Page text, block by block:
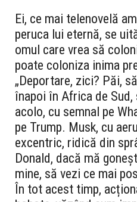
Ei, ce mai telenovelă
peruca lui eternă, se
omul care vrea să
poate coloniza inima
„Deportare, zici? Păi,
înapoi în Africa de Sud,
acolo, cu semnal pe
pe Trump. Musk, cu
excentric, ridică din
Donald, dacă mă
mine, să vezi ce mai
În tot acest timp,